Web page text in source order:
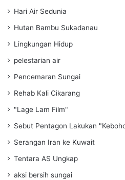
Hari Air Sedunia
Hutan Bambu Sukadanau
Lingkungan Hidup
pelestarian air
Pencemaran Sungai
Rehab Kali Cikarang
"Lage Lam Film"
Sebut Pentagon Lakukan
Serangan Iran ke Kuwait
Tentara AS Ungkap
aksi bersih sungai